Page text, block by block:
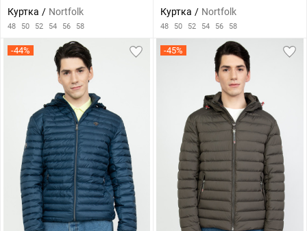
Куртка Nortfolk
48 50 52 54 56 58
Куртка Nortfolk
48 50 52 54 56 58
-44% -45%